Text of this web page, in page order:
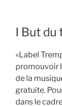
I But du
«Label
promouvoir
de la
gratuite.
dans le